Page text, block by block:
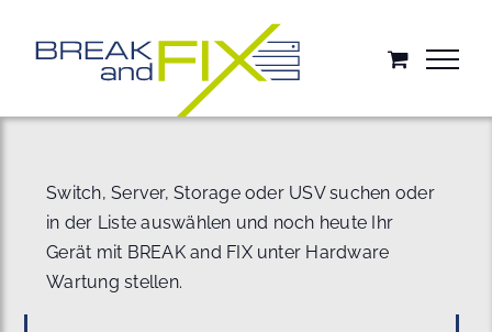
springen
Switch, Server, Storage oder USV suchen oder
in der Liste auswählen und noch heute Ihr
Gerät mit BREAK and FIX unter Hardware
Wartung stellen.